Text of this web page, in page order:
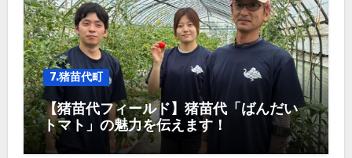
7.猪苗代町
【猪苗代フィールド】猪苗代「ばんだい
トマト」の魅力を伝えます！